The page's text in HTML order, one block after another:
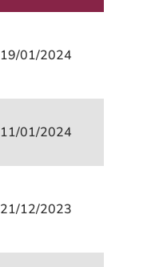
19/01/2024
11/01/2024
21/12/2023